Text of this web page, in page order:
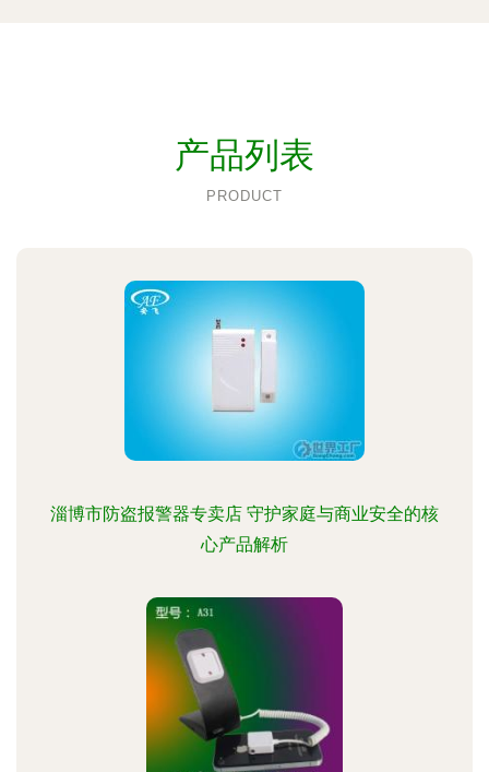
产品列表
PRODUCT
淄博市防盗报警器专卖店 守护家庭与商业安全的核
心产品解析